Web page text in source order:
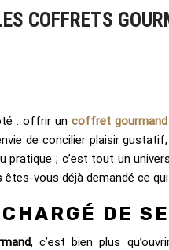
COFFRETS
: offrir un coffret gourmand
de concilier plaisir
pratique ; c’est tout un
vous déjà demandé ce
DE
, c’est bien plus